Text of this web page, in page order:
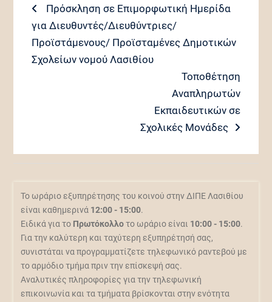
Πλοήγηση
άρθρων
Previous
post:
Πρόσκληση σε Επιμορφωτική Ημερίδα
για Διευθυντές/Διευθύντριες/
Προϊστάμενους/ Προϊσταμένες Δημοτικών
Σχολείων νομού Λασιθίου
Next
post:
Τοποθέτηση
Αναπληρωτών
Εκπαιδευτικών σε
Σχολικές Μονάδες
Το ωράριο εξυπηρέτησης του κοινού στην ΔΙΠΕ Λασιθίου
είναι καθημερινά 12:00 - 15:00.
Ειδικά για το Πρωτόκολλοτο ωράριο είναι 10:00 - 15:00.
Για την καλύτερη και ταχύτερη εξυπηρέτησή σας,
συνιστάται να προγραμματίζετε τηλεφωνικό ραντεβού με
το αρμόδιο τμήμα πριν την επίσκεψή σας.
Αναλυτικές πληροφορίες για την τηλεφωνική
επικοινωνία και τα τμήματα βρίσκονται στην ενότητα